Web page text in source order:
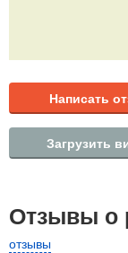
Написать
Загрузить
Отзывы о
отзывы